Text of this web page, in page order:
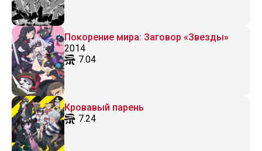
Покорение мира: Заговор «Звезды»
2014
7.04
Кровавый парень
7.24